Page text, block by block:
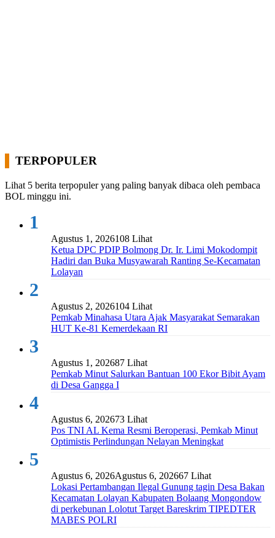
TERPOPULER
Lihat 5 berita terpopuler yang paling banyak dibaca oleh pembaca
BOL minggu ini.
1
Agustus 1, 2026108 Lihat
Ketua DPC PDIP Bolmong Dr. Ir. Limi Mokodompit
Hadiri dan Buka Musyawarah Ranting Se-Kecamatan
Lolayan
2
Agustus 2, 2026104 Lihat
Pemkab Minahasa Utara Ajak Masyarakat Semarakan
HUT Ke-81 Kemerdekaan RI
3
Agustus 1, 202687 Lihat
Pemkab Minut Salurkan Bantuan 100 Ekor Bibit Ayam
di Desa Gangga I
4
Agustus 6, 202673 Lihat
Pos TNI AL Kema Resmi Beroperasi, Pemkab Minut
Optimistis Perlindungan Nelayan Meningkat
5
Agustus 6, 2026Agustus 6, 202667 Lihat
Lokasi Pertambangan Ilegal Gunung tagin Desa Bakan
Kecamatan Lolayan Kabupaten Bolaang Mongondow
di perkebunan Lolotut Target Bareskrim TIPEDTER
MABES POLRI